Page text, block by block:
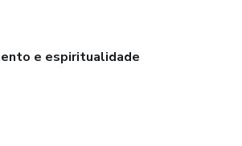
e espiritualidade